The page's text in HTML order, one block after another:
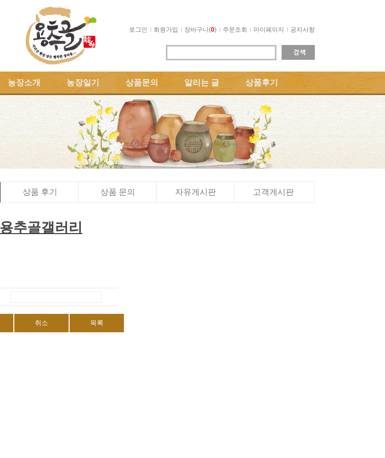
로그인 회원가입 장바구니(0) 주문조회 마이페이지 공지사항
농장소개 농장일기 상품문의 알리는 글 상품후기
상품 후기 상품 문의 자유게시판 고객게시판
용추골갤러리
취소 목록